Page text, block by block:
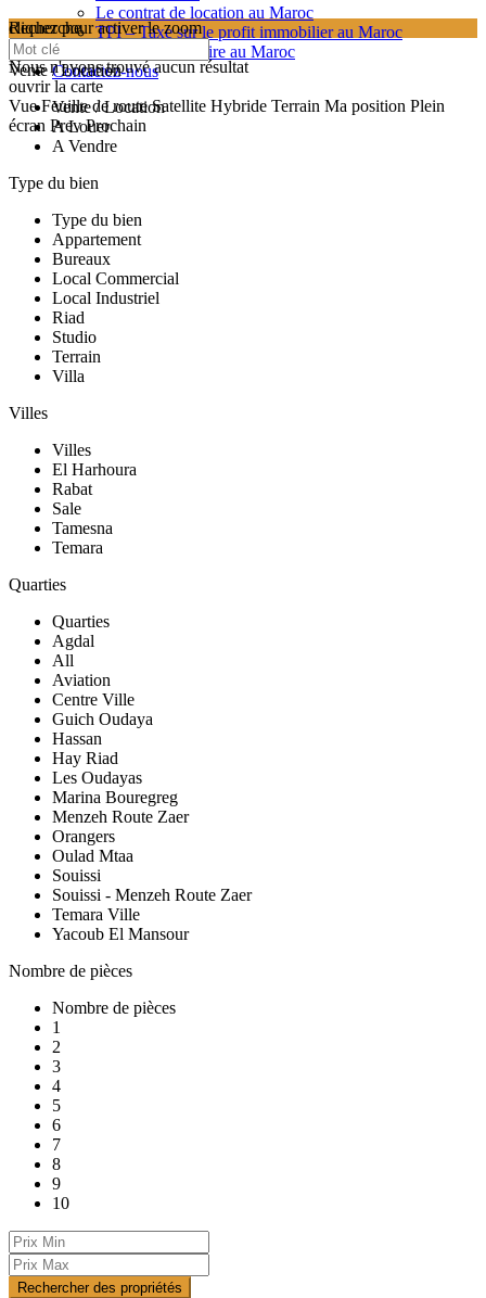
Le contrat de location au Maroc
TPI – Taxe sur le profit immobilier au Maroc
Les frais de notaire au Maroc
Contactez-nous
cliquez pour activer le zoom
searching...
Nous n'avons trouvé aucun résultat
ouvrir la carte
Vue Feuille de route Satellite Hybride Terrain Ma position Plein
écran Prev Prochain
Recherche
Vente / Location
Vente / Location
A Louer
A Vendre
Type du bien
Type du bien
Appartement
Bureaux
Local Commercial
Local Industriel
Riad
Studio
Terrain
Villa
Villes
Villes
El Harhoura
Rabat
Sale
Tamesna
Temara
Quarties
Quarties
Agdal
All
Aviation
Centre Ville
Guich Oudaya
Hassan
Hay Riad
Les Oudayas
Marina Bouregreg
Menzeh Route Zaer
Orangers
Oulad Mtaa
Souissi
Souissi - Menzeh Route Zaer
Temara Ville
Yacoub El Mansour
Nombre de pièces
Nombre de pièces
1
2
3
4
5
6
7
8
9
10